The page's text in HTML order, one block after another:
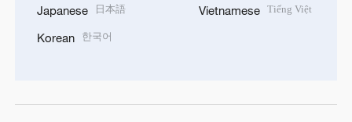
Japanese 日本語
Korean 한국어
Vietnamese Tiếng Việt